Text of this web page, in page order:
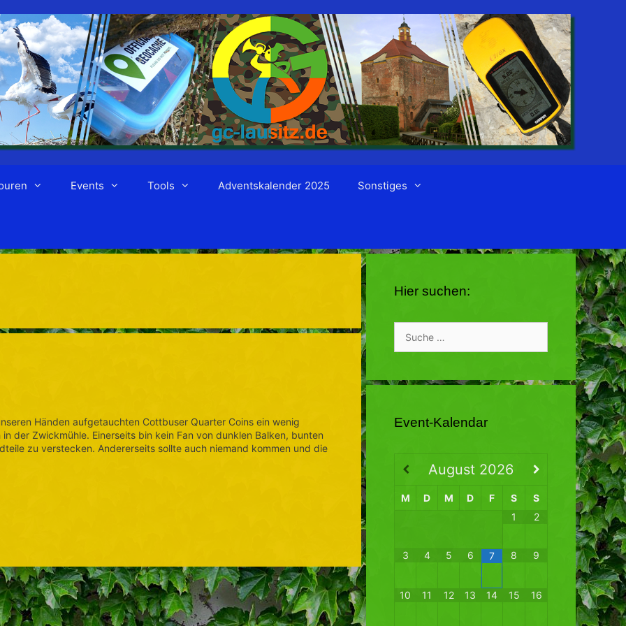
Events Tools Adventskalender 2025 Sonstiges
Händen aufgetauchten Cottbuser Quarter Coins ein wenig
der Zwickmühle. Einerseits bin kein Fan von dunklen Balken, bunten
zu verstecken. Andererseits sollte auch niemand kommen und die
Hier suchen:
nach:
Event-Kalendar
August 2026
M D M D F S
S
1
2
3 4 5 6 7 8 9
10 11 12 13 14 15 16